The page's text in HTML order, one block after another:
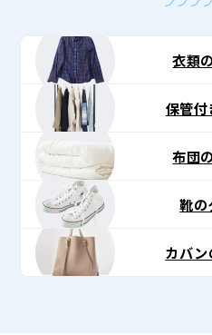
衣類
保管付
布団
靴の
カバン